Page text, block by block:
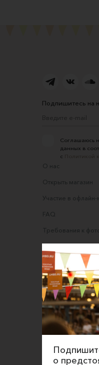
Подпишитесь на
Соглашаюсь
данных в
с
О нас
Открыть магазин
Участие в офлайн-
FAQ
Требования к
Соглашение об
Правила сайта
Оферта для
Оферта для
Политика
о